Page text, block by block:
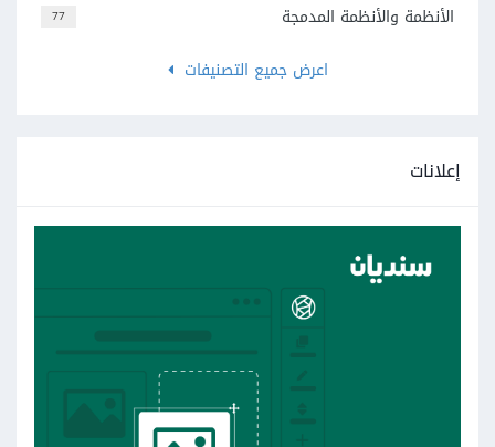
77
الأنظمة والأنظمة المدمجة
اعرض جميع التصنيفات
إعلانات